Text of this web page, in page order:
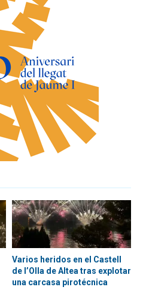
Varios heridos en el Castell
de l’Olla de Altea tras explotar
una carcasa pirotécnica